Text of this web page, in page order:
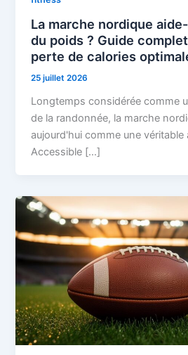
La marche nordique
du poids ? Guide
perte de calories
25 juillet 2026
Longtemps considérée comme
de la randonnée, la marche
aujourd'hui comme une véritable
Accessible […]